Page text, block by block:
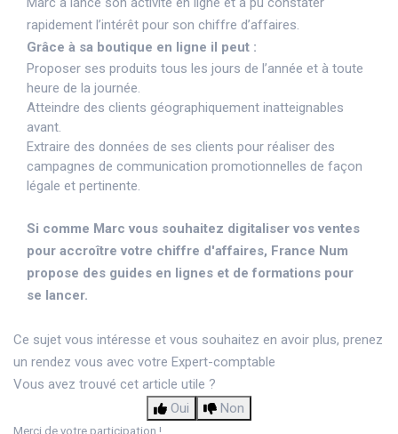
rapidement l’intérêt pour son chiffre d’affaires.
Grâce à sa boutique en ligne il peut :
Proposer ses produits tous les jours de l’année et à toute
heure de la journée.
Atteindre des clients géographiquement inatteignables
avant.
Extraire des données de ses clients pour réaliser des
campagnes de communication promotionnelles de façon
légale et pertinente.
Si comme Marc vous souhaitez digitaliser vos ventes
pour accroître votre chiffre d'affaires, France Num
propose des guides en lignes et de formations pour
se lancer.
Ce sujet vous intéresse et vous souhaitez en avoir plus, prenez
un rendez vous avec votre Expert-comptable
Vous avez trouvé cet article utile ?
Oui
Non
Merci de votre participation !